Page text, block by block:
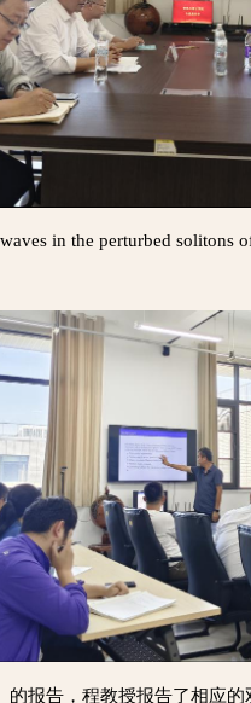
in the perturbed
的报告，程教授报告了相